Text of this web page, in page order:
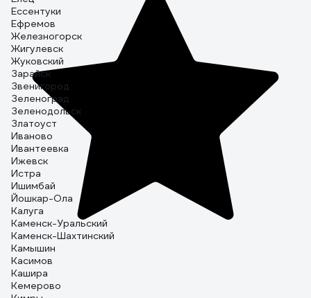
Ессентуки
Ефремов
Железногорск
Жигулевск
Жуковский
Зарайск
Звенигород
Зеленоград
Зеленодольск
Златоуст
Иваново
Ивантеевка
Ижевск
Истра
Ишимбай
Йошкар-Ола
Калуга
Каменск-Уральский
Каменск-Шахтинский
Камышин
Касимов
Кашира
Кемерово